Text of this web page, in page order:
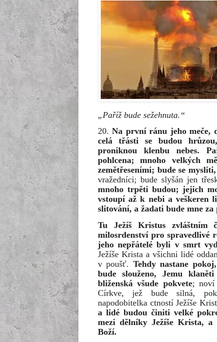
„Paříž bude sežehnuta.“
20.Na první ránu jeho meče,
celá třásti se budou
proniknou klenbu nebes.
pohlcena; mnoho velkých
zemětřeseními; bude se
vražedníci; bude slyšán jen
mnoho trpěti budou; jejich
vstoupí až k nebi a veškeren
slitování, a žadati bude mne
Tu Ježíš Kristus zvláštním
milosrdenství pro spravedlivé
jeho nepřátelé byli v smrt
Ježíše Krista a všichni lidé
v poušť. Tehdy nastane
bude slouženo, Jemu
bliženská všude pokvete; noví
Církve, jež bude silná,
napodobitelka ctností Ježíše
a lidé budou činiti velké
mezi dělníky Ježíše Krista,
Boží.